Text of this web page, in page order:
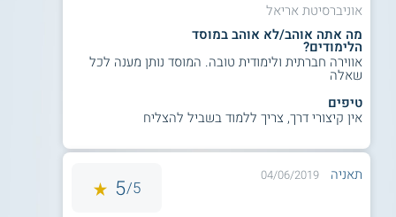
פרמדיקים, הנדסאי טכנולוג מכשור רפואי:
הצגת תעודת המקצוע, זכאות לתעודת בגרות,
וסיווג ברמת האנגלית.
שיננית, מזכירה רפואית, סייעות רופאי שיניים,
תעודת המקצוע, זכאות לבגרות, בגרות
האנגלית, לחייבים – ציון יע"ל 110 ומעלה.
אוניברסיטת אריאל
מה אתה אוהב/לא אוהב במוסד
הלימודים?
אווירה חברתית ולימודית טובה. המוסד נותן מענה לכל
שאלה
טיפים
אין קיצורי דרך, צריך ללמוד בשביל להצליח
תאניה 04/06/2019
5/
5